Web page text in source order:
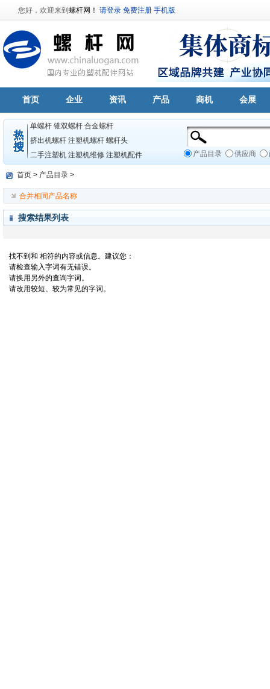
您好，欢迎来到 螺杆网！ 请登录 免费注册 手机版
首页 企业 资讯 产品 商机 会展
单螺杆 锥双螺杆 合金螺杆
挤出机螺杆 注塑机螺杆 螺杆头
二手注塑机 注塑机维修 注塑机配件 产品目录 供应商
首页 > 产品目录 >
合并相同产品名称
搜索结果列表
找不到和 相符的内容或信息。建议您：
请检查输入字词有无错误。
请换用另外的查询字词。
请改用较短、较为常见的字词。